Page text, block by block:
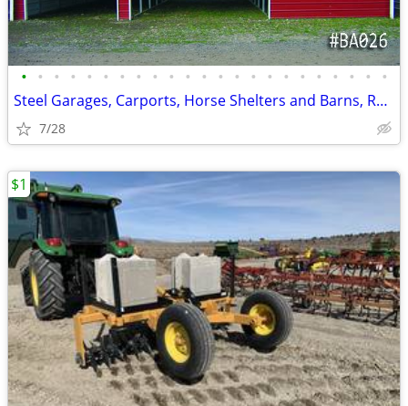
• • • • • • • • • • • • • • • • • • • • • • •
Steel Garages, Carports, Horse Shelters and Barns, Rv and Boat Covers
7/28
$1